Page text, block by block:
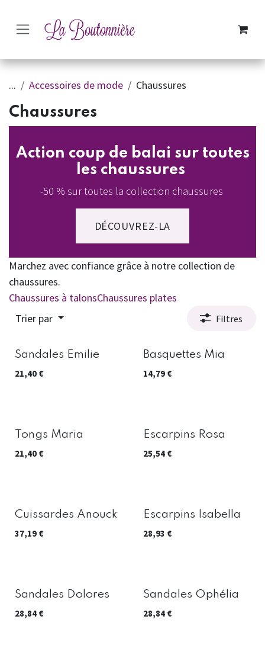
... Accessoires de mode Chaussures
Chaussures
Action coup de balai sur toutes
les chaussures
-50 % sur toutes la collection chaussures
DÉCOUVREZ-LA
Marchez avec confiance grâce à notre collection de
chaussures.
Chaussures à talonsChaussures plates
Trier par
Filtres
Sandales Emilie
21,40 €
Basquettes Mia
14,79€
Tongs Maria
21,40 €
Escarpins Rosa
25,54€
Cuissardes Anouck
37,19 €
Escarpins Isabella
28,93 €
Sandales Dolores
28,84 €
Sandales Ophélia
28,84€